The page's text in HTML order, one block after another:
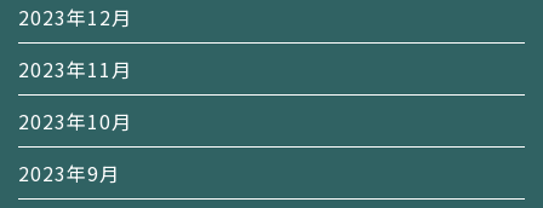
2023年12月
2023年11月
2023年10月
2023年9月